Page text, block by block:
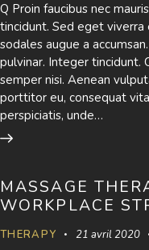
Q Proin faucibus nec
tincidunt. Sed eget viverra
sodales augue a
pulvinar. Integer tincidunt.
semper nisi. Aenean
porttitor eu, consequat
perspiciatis, unde…
MASSAGE
WORKPLACE
THERAPY 21 avril 2020